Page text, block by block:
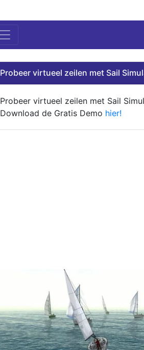
Probeer virtueel zeilen met Sail
Probeer virtueel zeilen met Sail
Download de Gratis Demo hier!